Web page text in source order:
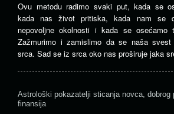
Ovu metodu radimo svaki put, kada se
kada nas život pritiska, kada nam se
nepovoljne okolnosti i kada se osećamo
Zažmurimo i zamislimo da se naša
srca. Sad se iz srca oko nas proširuje jaka
Astrološki pokazatelji sticanja novca, dobrog
finansija